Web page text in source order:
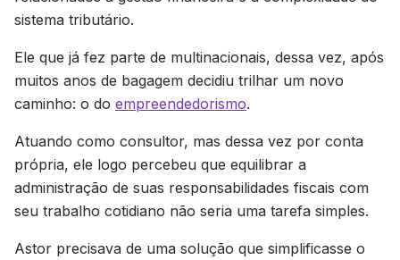
sistema tributário.
Ele que já fez parte de multinacionais, dessa vez, após
muitos anos de bagagem decidiu trilhar um novo
caminho: o do empreendedorismo.
Atuando como consultor, mas dessa vez por conta
própria, ele logo percebeu que equilibrar a
administração de suas responsabilidades fiscais com
seu trabalho cotidiano não seria uma tarefa simples.
Astor precisava de uma solução que simplificasse o